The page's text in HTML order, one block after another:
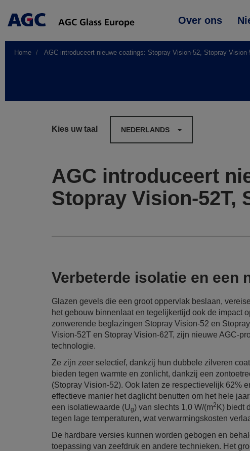
Main
Over ons
Home AGC introduceert nieuwe coatings: Stopray Vision-52, Stopray
Kies uw taal NEDERLANDS
AGC introduceert
Stopray Vision-52T,
Verbeterde isolatie en een
Glazen gevels die een groot oppervlak beslaan,
het gebouw binnenlaat en tegelijkertijd ook de impact
zonwerende beglazingen Stopray Vision-52 en
Vision-52T en Stopray Vision-62T, zijn nieuwe AGC-
technologie.
Ze zijn zeer selectief, dankzij hun dubbele zilveren
bieden tegen warmte en zonlicht, dankzij een
(Stopray Vision-52). Ook laten ze respectievelijk 62%
effectieve manier het daglicht benutten om het hele
een isolatiewaarde (Ug) van slechts 1,0 W/(m2 K) biedt
tegen lage temperaturen, wat verwarmingskosten
De hardbare versies kunnen worden gebogen en
toepassing van zeefdruk en andere technieken. Het